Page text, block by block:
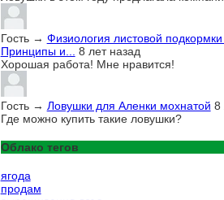
Гость→ Физиология листовой
Принципы и... 8 лет назад
Хорошая работа! Мне нравится!
Гость→ Ловушки для Аленки мохнатой 8
Где можно купить такие ловушки?
Облако тегов
ягода
продам